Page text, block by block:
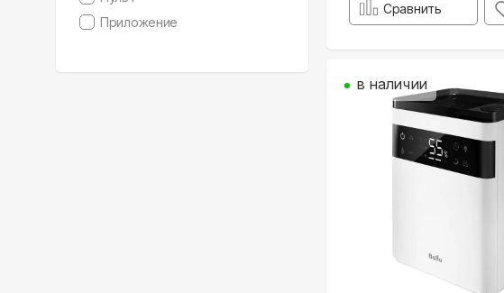
Приложение
Сравнить
в наличии